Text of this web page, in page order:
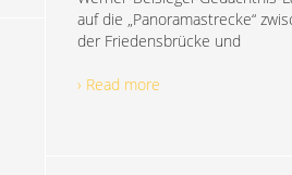
auf die „Panoramastrecke“
der Friedensbrücke und
› Read more